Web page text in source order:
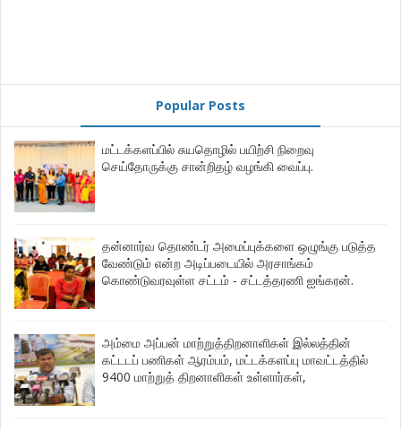
Popular Posts
மட்டக்களப்பில் சுயதொழில் பயிற்சி நிறைவு
செய்தோருக்கு சான்றிதழ் வழங்கி வைப்பு.
தன்னார்வ தொண்டர் அமைப்புக்களை ஒழுங்கு படுத்த
வேண்டும் என்ற அடிப்படையில் அரசாங்கம்
கொண்டுவரவுள்ள சட்டம் - சட்டத்தரணி ஐங்கரன்.
அம்மை அப்பன் மாற்றுத்திறனாளிகள் இல்லத்தின்
கட்டடப் பணிகள் ஆரம்பம், மட்டக்களப்பு மாவட்டத்தில்
9400 மாற்றுத் திறனாளிகள் உள்ளார்கள்,